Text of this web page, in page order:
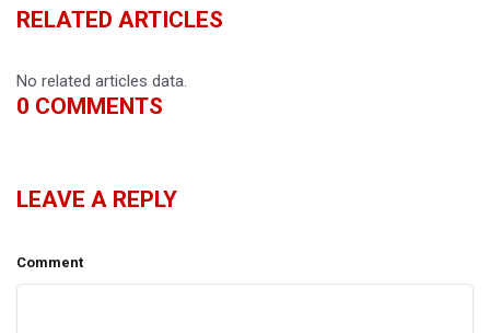
RELATED ARTICLES
No related articles data.
0 COMMENTS
LEAVE A REPLY
Comment